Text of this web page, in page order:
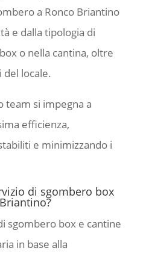
a Ronco Briantino
e dalla tipologia di
o nella cantina, oltre
del locale.
team si impegna a
efficienza,
e minimizzando i
di sgombero box
sgombero box e cantine
in base alla